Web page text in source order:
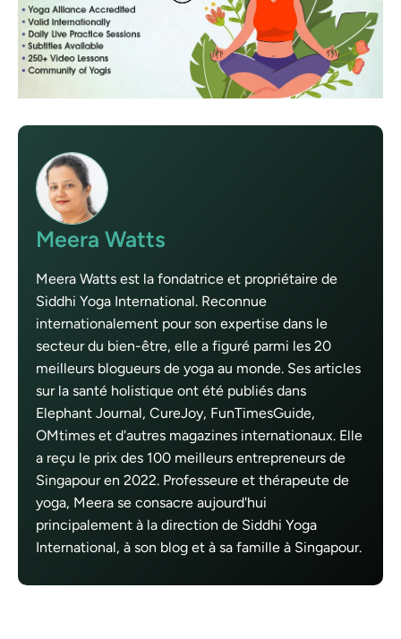
Meera Watts
Meera Watts est la fondatrice et propriétaire de
Siddhi Yoga International. Reconnue
internationalement pour son expertise dans le
secteur du bien-être, elle a figuré parmi les 20
meilleurs blogueurs de yoga au monde. Ses articles
sur la santé holistique ont été publiés dans
Elephant Journal, CureJoy, FunTimesGuide,
OMtimes et d'autres magazines internationaux. Elle
a reçu le prix des 100 meilleurs entrepreneurs de
Singapour en 2022. Professeure et thérapeute de
yoga, Meera se consacre aujourd'hui
principalement à la direction de Siddhi Yoga
International, à son blog et à sa famille à Singapour.